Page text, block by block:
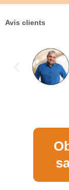
Avis clients